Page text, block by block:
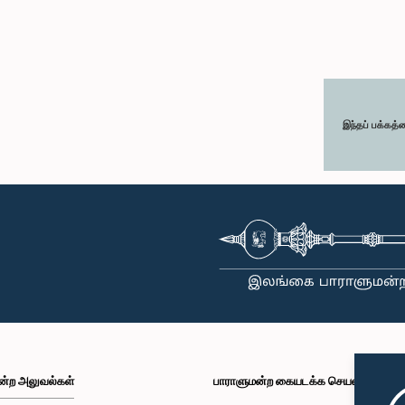
இந்தப்
அலுவல்கள் பாராளுமன்ற கையடக்க செயலி